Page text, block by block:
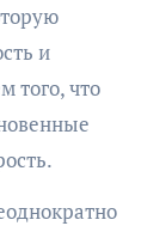
и
того, что